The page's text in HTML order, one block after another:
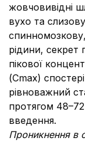
жовчовивідні
вухо та
рідини, секрет
пікової
(Сmax)
рівноважний
протягом
введення.
Проникнення в